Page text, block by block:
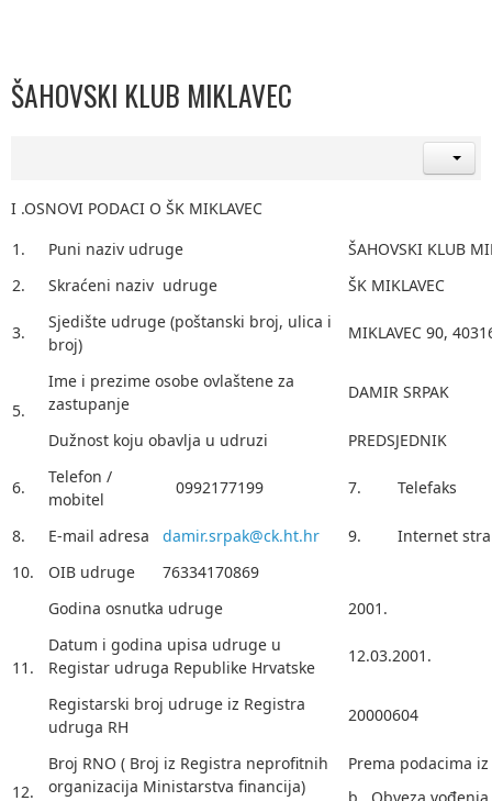
ŠAHOVSKI KLUB MIKLAVEC
I .OSNOVI PODACI O ŠK MIKLAVEC
1.
Puni naziv udruge
ŠAHOVSKI KLUB
2.
Skraćeni naziv udruge ŠK MIKLAVEC
3.
Sjedište udruge (poštanski broj, ulica i
broj)
MIKLAVEC 90,
5.
Ime i prezime osobe ovlaštene za
zastupanje
DAMIR SRPAK
Dužnost koju obavlja u udruzi PREDSJEDNIK
6.
Telefon /
mobitel
0992177199 7. Telefaks
8. E-mail adresa damir.srpak@ck.ht.hr 9.
Internet
10.
OIB udruge 76334170869
11.
Godina osnutka udruge
2001.
Datum i godina upisa udruge u
Registar udruga Republike Hrvatske
12.03.2001.
Registarski broj udruge iz Registra
udruga RH
20000604
12.
Broj RNO ( Broj iz Registra neprofitnih
organizacija Ministarstva financija)
Prema podacima iz